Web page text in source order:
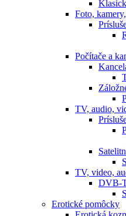
Foto,
Počítače a
TV, audio,
TV, video,
DVB-
Erotické pomôcky